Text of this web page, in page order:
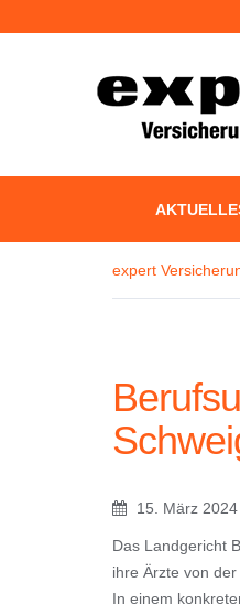
expert
15. März 2024
Das Landgericht
ihre Ärzte von
In einem